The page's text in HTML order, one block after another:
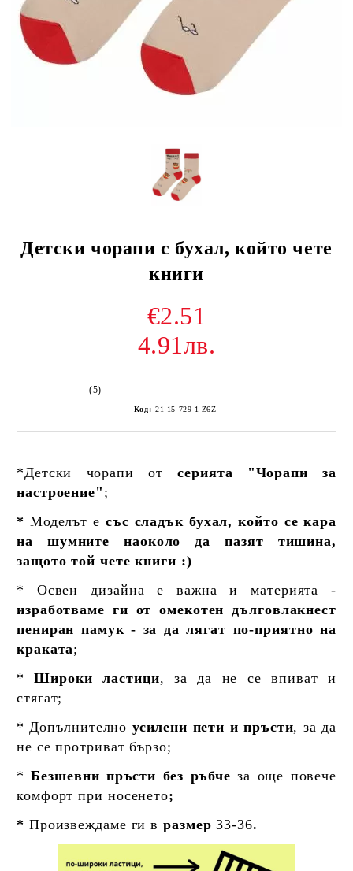
Детски чорапи с бухал, който чете
книги
€2.51
4.91лв.
(5)
Код: 21-15-729-1-Z6Z-
*Детски чорапи отсерията "Чорапи за
настроение" ;
* Моделът е със сладък бухал, който се кара
на шумните наоколо да пазят тишина,
защото той чете книги :)
* Освен дизайна е важна и материята -
изработваме ги от омекотен дълговлакнест
пениран памук - за да лягат по-приятно на
краката;
*Широки ластици, за да не се впиват и
стягат;
* Допълнително усилени пети и пръсти, за да
не се протриват бързо;
*Безшевни пръсти без ръбчеза още повече
комфорт при носенето;
* Произвеждаме ги в размер33-36.